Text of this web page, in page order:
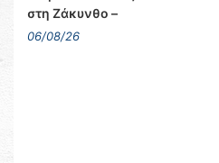
στη Ζάκυνθο –
06/08/26